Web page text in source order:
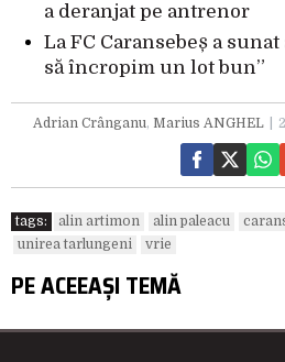
a deranjat pe antrenor
La FC Caransebeș a
să încropim un lot bun”
Adrian Crânganu, Marius ANGHEL
tags: alin artimon alin paleacu
unirea tarlungeni
vrie
PE ACEEAȘI TEMĂ